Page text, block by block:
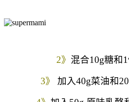
2》 混合10g糖和
3》 加入40g菜油和